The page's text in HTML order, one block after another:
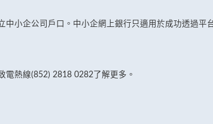
中小企公司戶口。中小企網上銀行只適用於成功透過平
電熱線(852) 2818 0282了解更多。